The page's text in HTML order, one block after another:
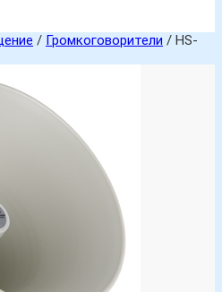
/ Громкоговорители / HS-